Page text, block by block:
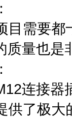
目需要
质量也是
连接
供了极